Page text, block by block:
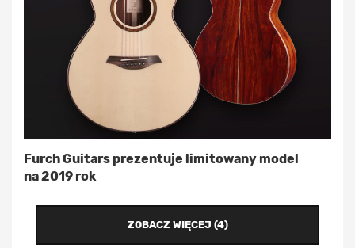
Furch Guitars prezentuje limitowany model
na 2019 rok
ZOBACZ WIĘCEJ (4)